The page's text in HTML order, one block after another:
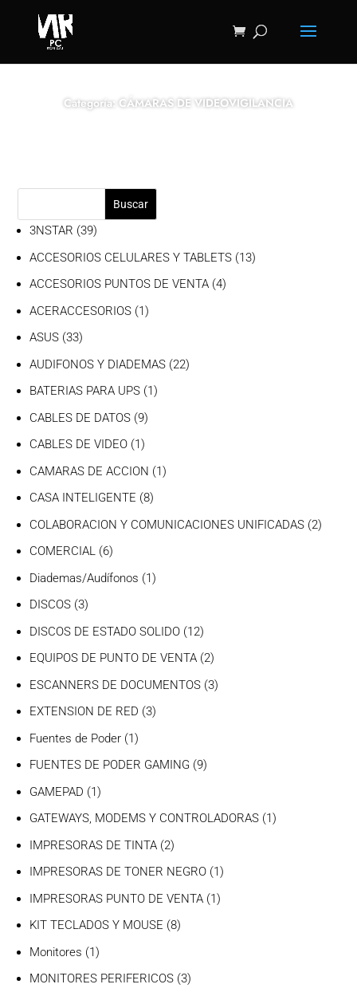
Categoría: CÁMARAS DE VIDEOVIGILANCIA
Buscar
3NSTAR 3939
productos
ACCESORIOS CELULARES Y TABLETS 1313
ACCESORIOS PUNTOS DE VENTA 44
ACERACCESORIOS 11
ASUS 3333
productos
AUDIFONOS Y DIADEMAS 2222
BATERIAS PARA UPS 11
CABLES DE DATOS 99
CABLES DE VIDEO 11
producto
CAMARAS DE ACCION 11
CASA INTELIGENTE 88
productos
COLABORACION Y COMUNICACIONES UNIFICADAS 22
COMERCIAL 66
productos
Diademas/Audífonos 11
DISCOS 33
productos
DISCOS DE ESTADO SOLIDO 1212
productos
EQUIPOS DE PUNTO DE VENTA 22
productos
ESCANNERS DE DOCUMENTOS 33
EXTENSION DE RED 33
Fuentes de Poder 11
producto
FUENTES DE PODER GAMING 99
GAMEPAD 11
producto
GATEWAYS, MODEMS Y CONTROLADORAS 11
IMPRESORAS DE TINTA 22
productos
IMPRESORAS DE TONER NEGRO 11
IMPRESORAS PUNTO DE VENTA 11
KIT TECLADOS Y MOUSE 88
Monitores 11
producto
MONITORES PERIFERICOS 33